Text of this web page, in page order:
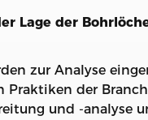
Lage der
zur Analyse
der
und -analyse